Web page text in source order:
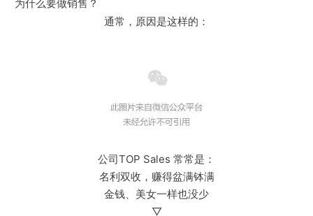
为什么要做销售？
通常，原因是这样的：
公司TOP Sales 常常是：
名利双收，赚得盆满钵满
金钱、美女一样也没少
▽